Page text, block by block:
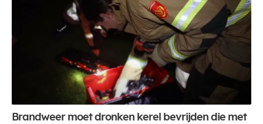
Brandweer moet dronken kerel bevrijden die met